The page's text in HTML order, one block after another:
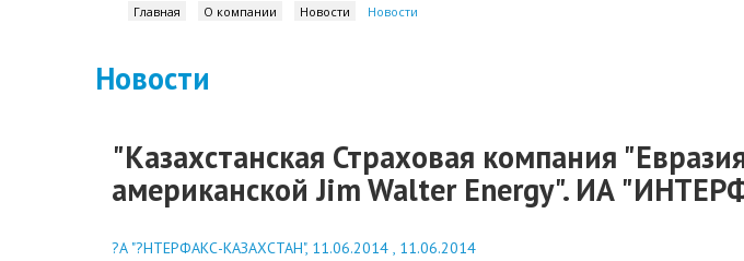
Главная О компании Новости Новости
Новости
"Казахстанская Страховая компания
американской Jim Walter Energy". ИА
?А "?НТЕРФАКС-КАЗАХСТАН", 11.06.2014 , 11.06.2014